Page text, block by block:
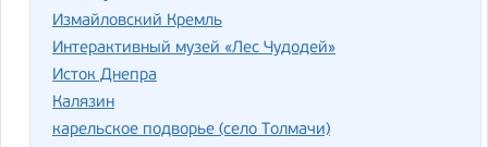
Измайловский Кремль
Интерактивный музей «Лес Чудодей»
Исток Днепра
Калязин
карельское подворье (село Толмачи)